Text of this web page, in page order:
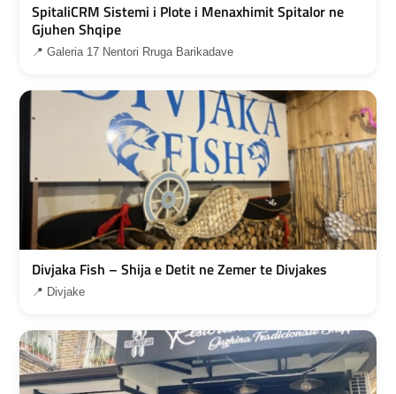
SpitaliCRM Sistemi i Plote i Menaxhimit Spitalor ne
Gjuhen Shqipe
📍 Galeria 17 Nentori Rruga Barikadave
Divjaka Fish – Shija e Detit ne Zemer te Divjakes
📍 Divjake